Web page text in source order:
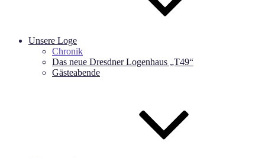
Unsere Loge
Chronik
Das neue Dresdner Logenhaus „T49“
Gästeabende